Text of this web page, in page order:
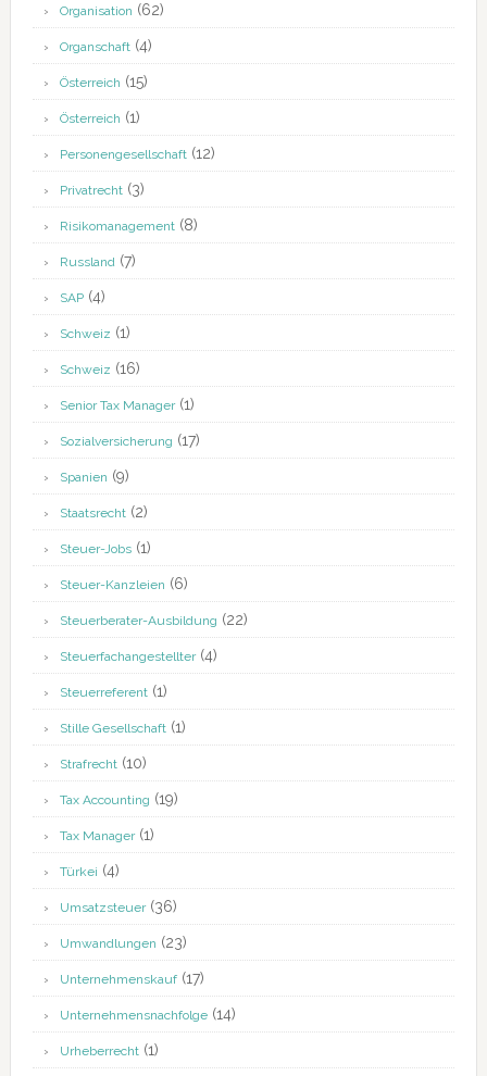
Organisation (62)
Organschaft(4)
Österreich (15)
Österreich (1)
Personengesellschaft(12)
Privatrecht(3)
Risikomanagement(8)
Russland(7)
SAP(4)
Schweiz (1)
Schweiz (16)
Senior Tax Manager(1)
Sozialversicherung (17)
Spanien (9)
Staatsrecht(2)
Steuer-Jobs(1)
Steuer-Kanzleien (6)
Steuerberater-Ausbildung (22)
Steuerfachangestellter(4)
Steuerreferent(1)
Stille Gesellschaft(1)
Strafrecht(10)
Tax Accounting (19)
Tax Manager(1)
Türkei (4)
Umsatzsteuer(36)
Umwandlungen (23)
Unternehmenskauf(17)
Unternehmensnachfolge(14)
Urheberrecht(1)